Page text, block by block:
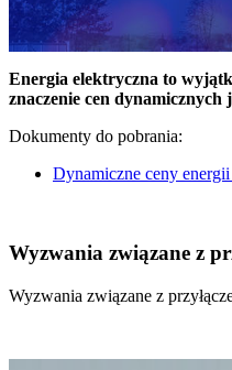
Energia elektryczna to
znaczenie cen
Dokumenty do pobrania:
Dynamiczne ceny
Wyzwania związane z
Wyzwania związane z